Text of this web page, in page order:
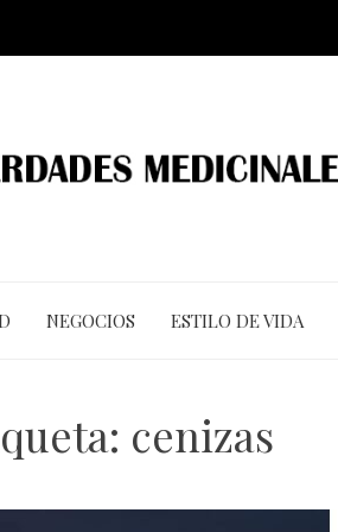
NEGOCIOS ESTILO DE VIDA
cenizas